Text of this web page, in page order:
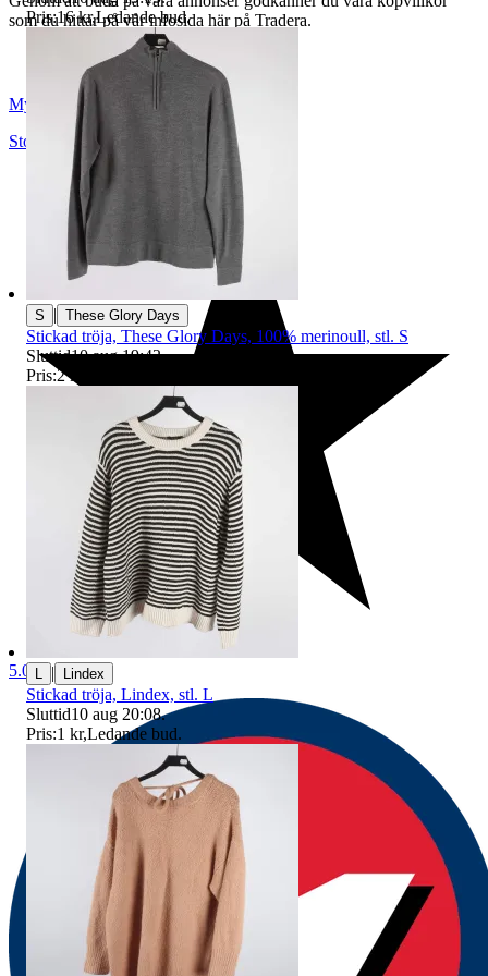
som du hittar på vår infosida här på Tradera.
Myrorna
Stockholm
Sverige
5.0
Pris:16 kr,Ledande bud.
S | These Glory Days
Stickad tröja, These Glory Days, 100% merinoull, stl. S
Sluttid10 aug 19:42.
Pris:2 kr
| Lindex
Stickad tröja, Lindex, stl. L
Sluttid10 aug 20:08.
Pris:1 kr,Ledande bud.